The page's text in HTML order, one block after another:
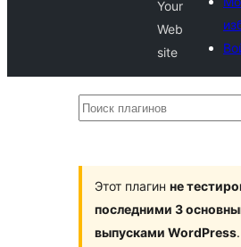
Your
Web
site
Поиск
Этот плагин не
последними 3
выпусками WordPress